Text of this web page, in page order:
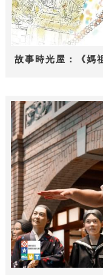
故事時光屋：《媽